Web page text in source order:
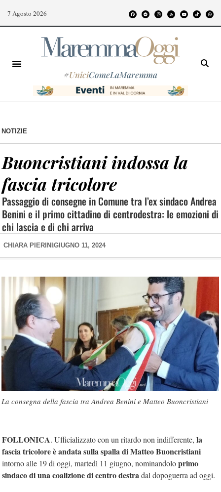
7 Agosto 2026
#UniciComeLaMaremma
NOTIZIE
Buoncristiani indossa la
fascia tricolore
Passaggio di consegne in Comune tra l’ex sindaco Andrea
Benini e il primo cittadino di centrodestra: le emozioni di
chi lascia e di chi arriva
CHIARA PIERINI GIUGNO 11, 2024
La consegna della fascia tra Andrea Benini e Matteo Buoncristiani
FOLLONICA. Ufficializzato con un ritardo non indifferente, la
fascia tricolore è andata sulla spalla di Matteo Buoncristiani
intorno alle 19 di oggi, martedì 11 giugno, nominandoloprimo
sindaco di una coalizione di centro destradal dopoguerra ad oggi.